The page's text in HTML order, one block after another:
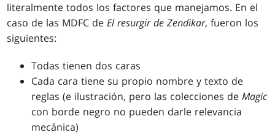
literalmente todos los factores que manejamos. En el
caso de las MDFC deEl resurgir de Zendikar, fueron los
siguientes:
Todas tienen dos caras
Cada cara tiene su propio nombre y texto de
reglas (e ilustración, pero las colecciones deMagic
con borde negro no pueden darle relevancia
mecánica)